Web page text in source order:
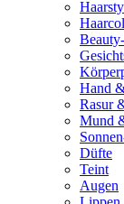
Hand
Rasur
Mund
Düfte
Teint
Augen